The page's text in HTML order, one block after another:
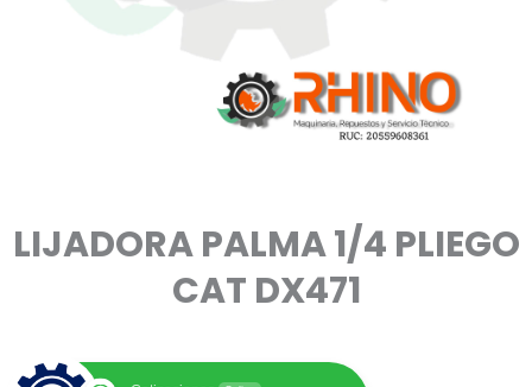
LIJADORA PALMA 1/4 PLIEGO
CAT DX471